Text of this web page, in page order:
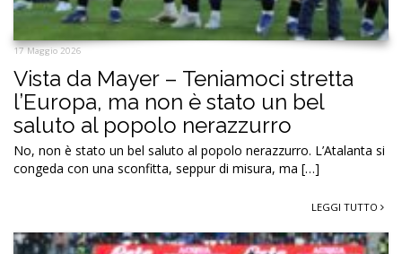
17 Maggio 2026
Vista da Mayer – Teniamoci stretta
l’Europa, ma non è stato un bel
saluto al popolo nerazzurro
No, non è stato un bel saluto al popolo nerazzurro. L’Atalanta si
congeda con una sconfitta, seppur di misura, ma […]
LEGGI TUTTO